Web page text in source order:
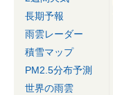
長期予報
雨雲レーダー
積雪マップ
PM2.5分布予測
世界の雨雲